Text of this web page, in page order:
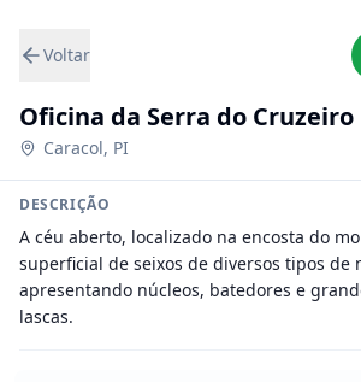
Voltar
Oficina da Serra do Cruzeiro
Caracol, PI
DESCRIÇÃO
A céu aberto, localizado na encosta do
superficial de seixos de diversos tipos de
apresentando núcleos, batedores e
lascas.